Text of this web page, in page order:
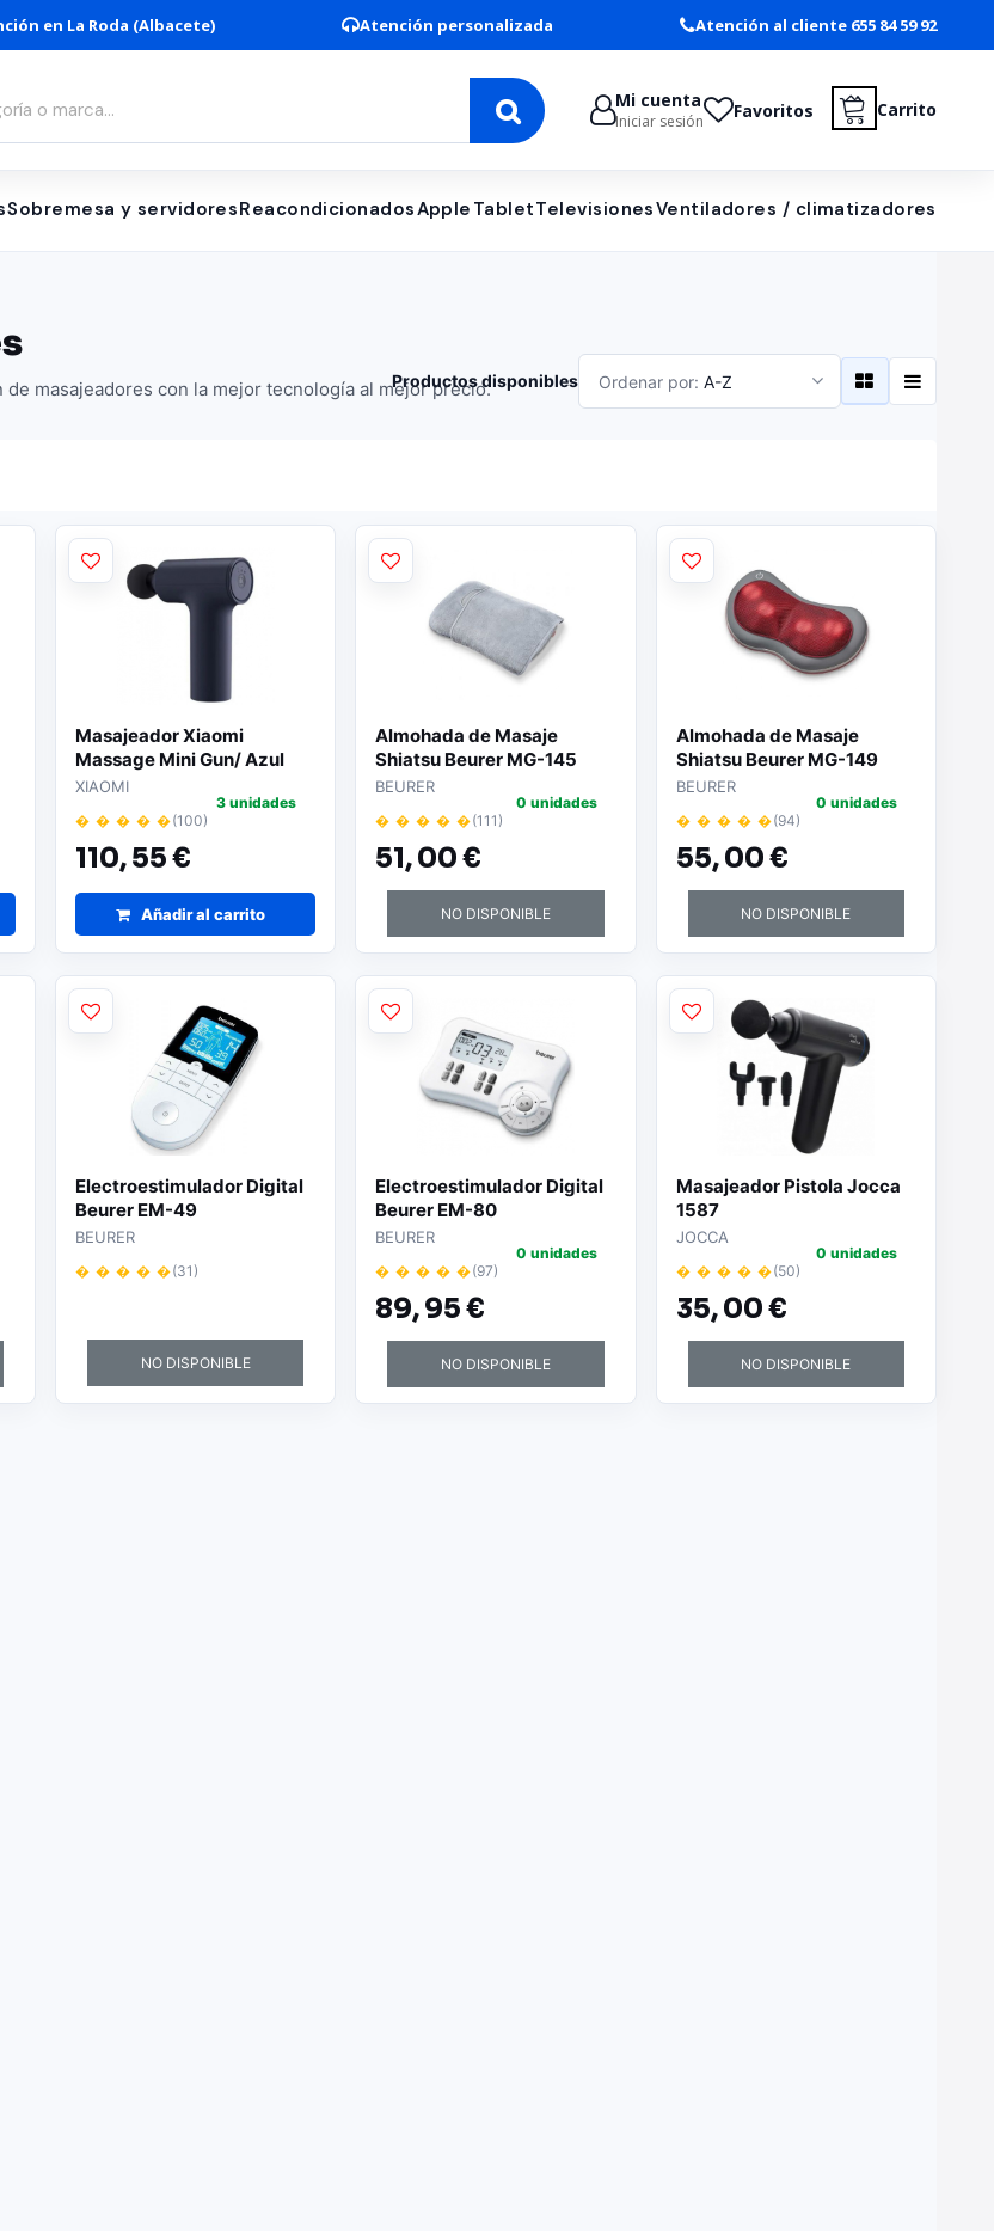
en La Roda (Albacete) Atención personalizada Atención al cliente 655 84 59 92
Mi cuenta
Iniciar sesión Favoritos Carrito
Sobremesa y servidoresReacondicionadosApple TabletTelevisionesVentiladores / climatizadores
masajeadores con la mejor tecnología al mejor precio.
Productos disponibles Ordenar por: A-Z
Masajeador Xiaomi
Massage Mini Gun/ Azul
XIAOMI
� � � � �(100)
110,55 €
3 unidades
Añadir al carrito
Almohada de Masaje
Shiatsu Beurer MG-145
BEURER
� � � � �(111)
51,00 €
0 unidades
NO DISPONIBLE
Almohada de Masaje
Shiatsu Beurer MG-149
BEURER
� � � � �(94)
55,00 €
0 unidades
NO DISPONIBLE
Electroestimulador Digital
Beurer EM-49
BEURER
� � � � �(31)
NO DISPONIBLE
Electroestimulador Digital
Beurer EM-80
BEURER
� � � � �(97)
89,95 €
0 unidades
NO DISPONIBLE
Masajeador Pistola Jocca
1587
JOCCA
� � � � �(50)
35,00 €
0 unidades
NO DISPONIBLE